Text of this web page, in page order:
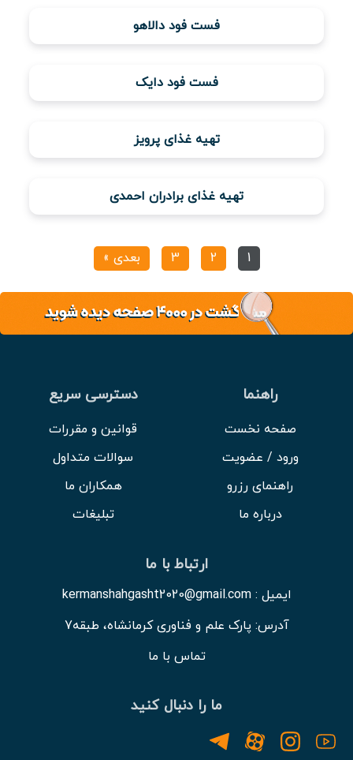
فست فود دالاهو
فست فود دایک
تهیه غذای پرویز
تهیه غذای برادران احمدی
1
2
3 بعدی »
راهنما
صفحه نخست
ورود / عضویت
راهنمای رزرو
درباره ما
دسترسی سریع
قوانین و مقررات
سوالات متداول
همکاران ما
تبلیغات
ارتباط با ما
ایمیل : kermanshahgasht2020@gmail.com
آدرس: پارک علم و فناوری کرمانشاه، طبقه7
تماس با ما
ما را دنبال کنید